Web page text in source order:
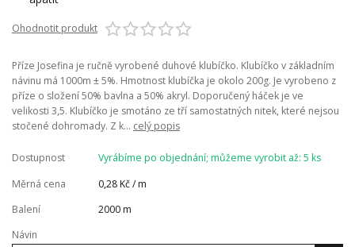
Ohodnotit produkt
Příze Josefina je ručně vyrobené duhové klubíčko. Klubíčko v základním
návinu má 1000m ± 5%. Hmotnost klubíčka je okolo 200g. Je vyrobeno z
příze o složení 50% bavlna a 50% akryl. Doporučený háček je ve
velikosti 3,5. Klubíčko je smotáno ze tří samostatných nitek, které nejsou
stočené dohromady. Z k... celý popis
Dostupnost
Vyrábíme po objednání; můžeme vyrobit až: 5 ks
Měrná cena
0,28 Kč / m
Balení
2000 m
Návin